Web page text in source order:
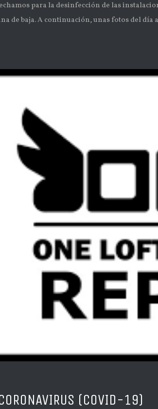
para la desinfección de las
de baja. A continuación, unas fotos del día
(COVID-19)